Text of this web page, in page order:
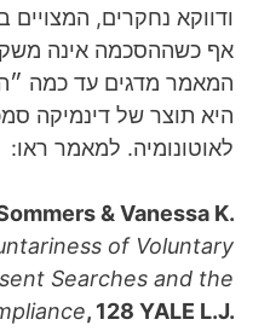
ודווקא נחקרים, המצויים
אף כשההסכמה אינה
המאמר מדגים עד כמה
היא תוצר של דינמיקה
לאוטונומיה. למאמר ראו:
& Vanessa K.
of Voluntary
Searches and the
, 128 YALE L.J.